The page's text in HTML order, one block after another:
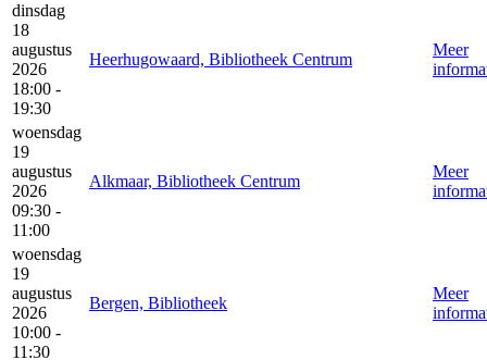
dinsdag
18
augustus
2026
18:00 -
19:30
Heerhugowaard, Bibliotheek Centrum
Meer
woensdag
19
augustus
2026
09:30 -
11:00
Alkmaar, Bibliotheek Centrum
Meer
woensdag
19
augustus
2026
10:00 -
11:30
Bergen, Bibliotheek
Meer